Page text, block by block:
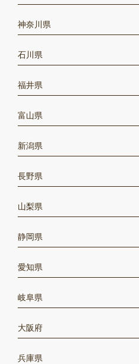
神奈川県
石川県
福井県
富山県
新潟県
長野県
山梨県
静岡県
愛知県
岐阜県
大阪府
兵庫県